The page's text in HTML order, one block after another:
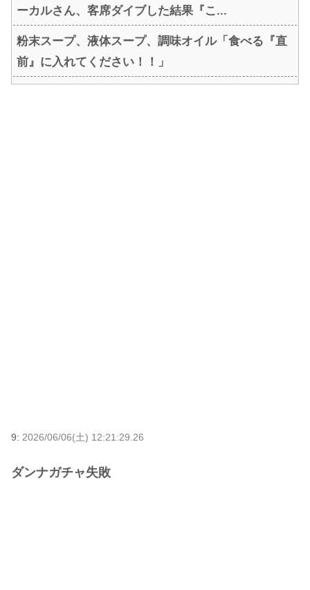
ーカルさん、客席ダイブした結果『こ...
粉末スープ、液体スープ、調味オイル「食べる『直
前』に入れてください！！」
9: 2026/06/06(土) 12:21:29.26
ダンナガチャ失敗